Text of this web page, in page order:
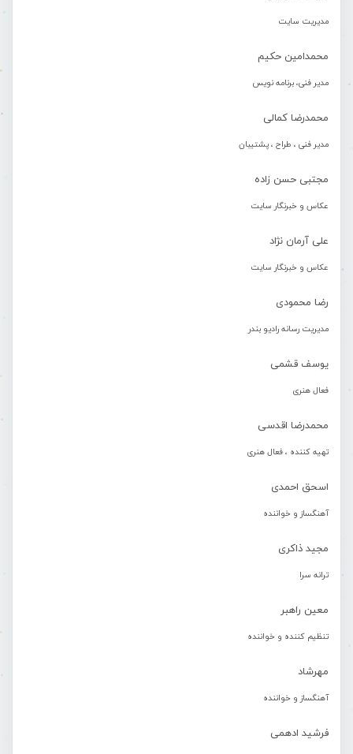
مدیریت سایت
محمدامین حکیم
مدیر فنی، برنامه نویس
محمدرضا کمالی
مدیر فنی ، طراح ، پشتیبان
مجتبی حسن زاده
عکاس و خبرنگار سایت
علی آرمان نژاد
عکاس و خبرنگار سایت
رضا محمودی
مدیریت رسانه رادیو بندر
یوسف قشمی
فعال هنری
محمدرضا اقدسی
تهیه کننده ، فعال هنری
اسحق احمدی
آهنگساز و خواننده
مجید ذاکری
ترانه سرا
معین راهبر
تنظیم کننده و خواننده
مهرشاد
آهنگساز و خواننده
فرشید ادهمی